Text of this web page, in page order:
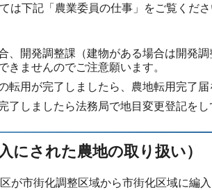
は下記「農業委員の仕事」をご覧くださ
、開発調整課（建物がある場合は開発
きませんのでご注意願います。
転用が完了しましたら、農地転用完了届
了しましたら法務局で地目変更登記をし
にされた農地の取り扱い）
市街化調整区域から市街化区域に編入